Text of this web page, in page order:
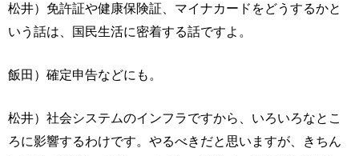
松井）免許証や健康保険証、マイナカードをどうするかと
いう話は、国民生活に密着する話ですよ。
飯田）確定申告などにも。
松井）社会システムのインフラですから、いろいろなとこ
ろに影響するわけです。やるべきだと思いますが、きちん